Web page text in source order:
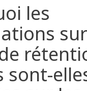
les
sont-